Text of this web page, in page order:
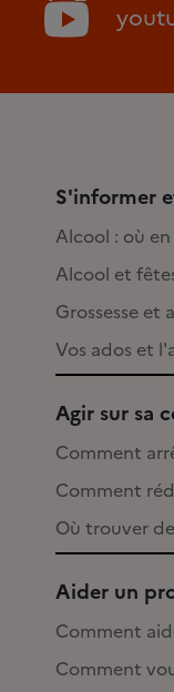
S'informer
Alcool : où
Alcool et
Grossesse et
Vos ados et
Agir sur sa
Comment
Comment
Où trouver
Aider un
Comment
Comment